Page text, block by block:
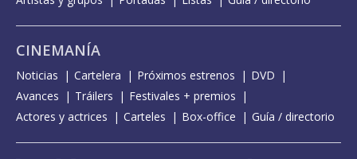
CINEMANÍA
Noticias Cartelera Próximos estrenos
DVD
Avances
Tráilers
Festivales + premios
Actores y actrices
Carteles Box-office Guía / directorio